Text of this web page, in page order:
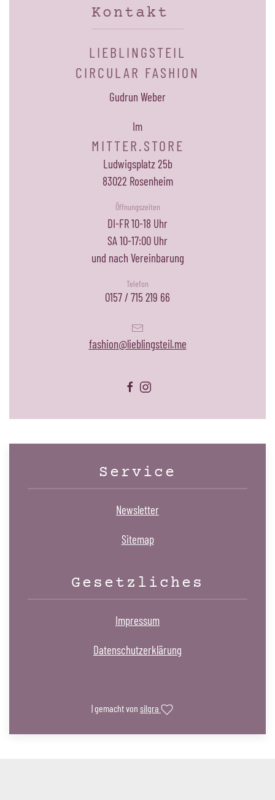
Kontakt
LIEBLINGSTEIL
CIRCULAR FASHION
Gudrun Weber
Im
MITTER.STORE
Ludwigsplatz 25b
83022 Rosenheim
Öffnungszeiten
DI-FR 10-18 Uhr
SA 10-17:00 Uhr
und nach Vereinbarung
Telefon
0157 / 715 219 66
fashion@lieblingsteil.me
Service
Newsletter
Sitemap
Gesetzliches
Impressum
Datenschutzerklärung
| gemacht von silgra